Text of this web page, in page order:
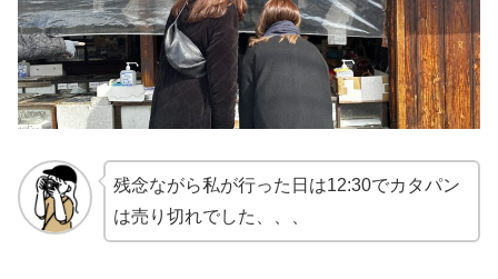
残念ながら私が行った日は12:30でカタパン
は売り切れでした、、、